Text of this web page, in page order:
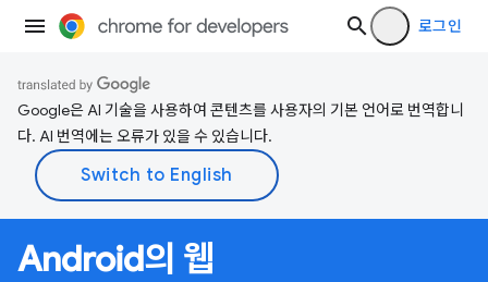
로그인
Google은 AI 기술을 사용하여 콘텐츠를 사용자의 기본 언어로 번역합니
다. AI 번역에는 오류가 있을 수 있습니다.
Android의 웹